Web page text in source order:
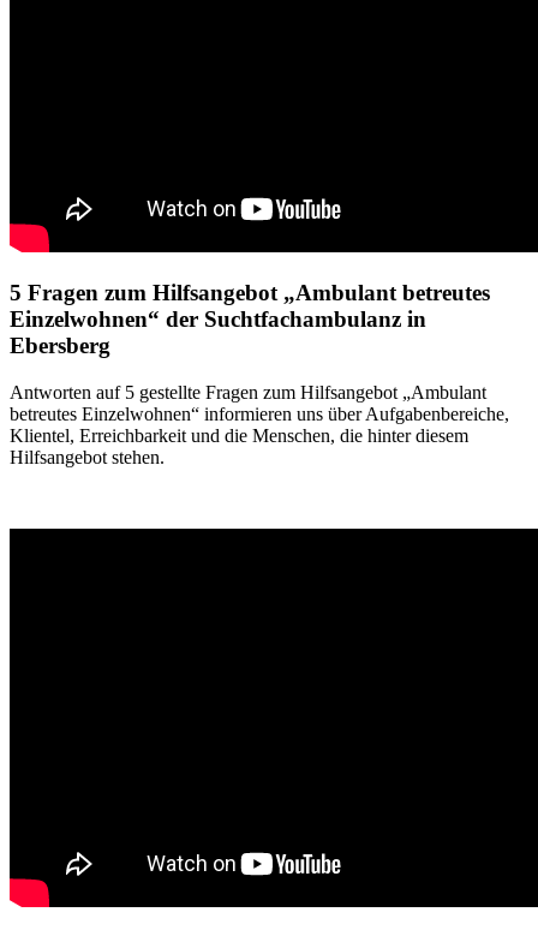
5 Fragen zum Hilfsangebot „Ambulant betreutes
Einzelwohnen“ der Suchtfachambulanz in
Ebersberg
Antworten auf 5 gestellte Fragen zum Hilfsangebot „Ambulant
betreutes Einzelwohnen“ informieren uns über Aufgabenbereiche,
Klientel, Erreichbarkeit und die Menschen, die hinter diesem
Hilfsangebot stehen.